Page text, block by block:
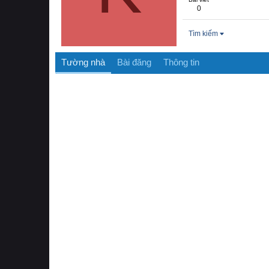
0
Tìm kiếm
Tường nhà Bài đăng Thông tin